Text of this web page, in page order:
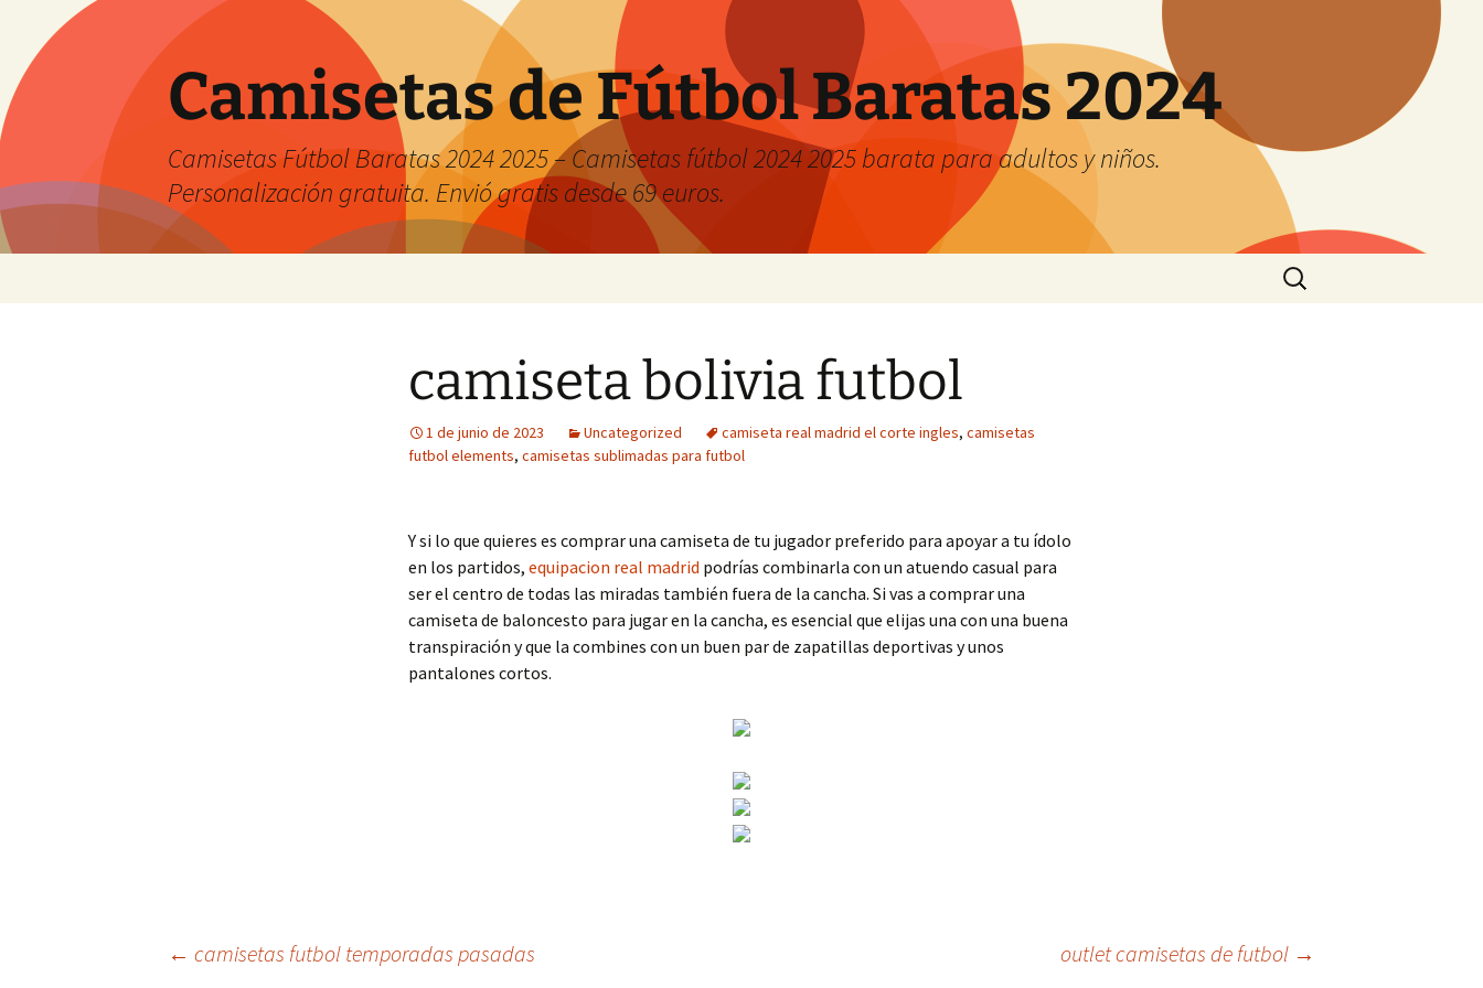
Camisetas de Fútbol Baratas 2024
Camisetas Fútbol Baratas 2024 2025 – Camisetas fútbol 2024 2025 barata para adultos y niños.
Personalización gratuita. Envió gratis desde 69 euros.
Buscar:
camiseta bolivia futbol
1 de junio de 2023 Uncategorized camiseta real madrid el corte ingles, camisetas
futbol elements, camisetas sublimadas para futbol
Y si lo que quieres es comprar una camiseta de tu jugador preferido para apoyar a tu ídolo
en los partidos, equipacion real madrid podrías combinarla con un atuendo casual para
ser el centro de todas las miradas también fuera de la cancha. Si vas a comprar una
camiseta de baloncesto para jugar en la cancha, es esencial que elijas una con una buena
transpiración y que la combines con un buen par de zapatillas deportivas y unos
pantalones cortos.
Navegación
← camisetas futbol temporadas pasadas outlet camisetas de futbol →